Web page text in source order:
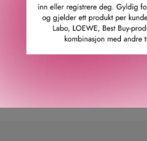
så behold pinnene fra dine
GTIN: 8719134179903